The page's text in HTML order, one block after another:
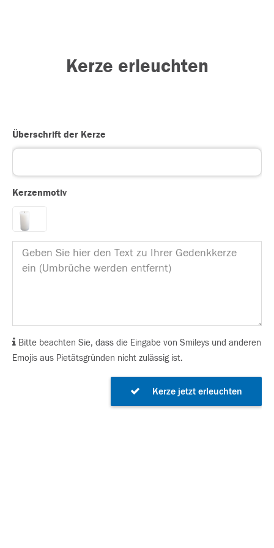
Kerze erleuchten
Überschrift der Kerze
Kerzenmotiv
Bitte beachten Sie, dass die Eingabe von Smileys und anderen
Emojis aus Pietätsgründen nicht zulässig ist.
Kerze jetzt erleuchten